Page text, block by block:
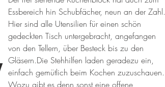
Essbereich hin Schubfächer, neun an der Zahl.
Hier sind alle Utensilien für einen schön
gedeckten Tisch untergebracht, angefangen
von den Tellern, über Besteck bis zu den
Gläsern.Die Stehhilfen laden geradezu ein,
einfach gemütlich beim Kochen zuzuschauen.
Wozu gibt es denn sonst eine offene